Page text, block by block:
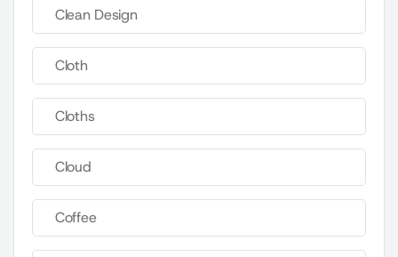
Clean Design
Cloth
Cloths
Cloud
Coffee